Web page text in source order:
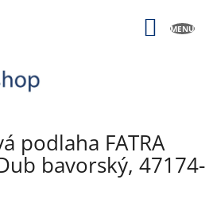
podlaha FATRA
bavorský, 47174-